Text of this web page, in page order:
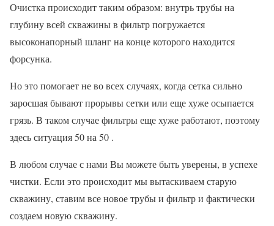
Очистка происходит таким образом: внутрь трубы на
глубину всей скважины в фильтр погружается
высоконапорный шланг на конце которого находится
форсунка.
Но это помогает не во всех случаях, когда сетка сильно
заросшая бывают прорывы сетки или еще хуже осыпается
грязь. В таком случае фильтры еще хуже работают, поэтому
здесь ситуация 50 на 50 .
В любом случае с нами Вы можете быть уверены, в успехе
чистки. Если это происходит мы вытаскиваем старую
скважину, ставим все новое трубы и фильтр и фактически
создаем новую скважину.